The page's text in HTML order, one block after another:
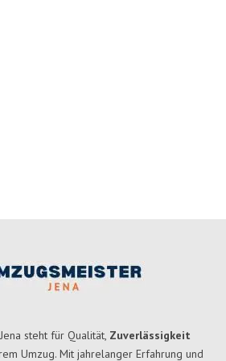
steht für Qualität, Zuverlässigkeit
Umzug. Mit jahrelanger Erfahrung und